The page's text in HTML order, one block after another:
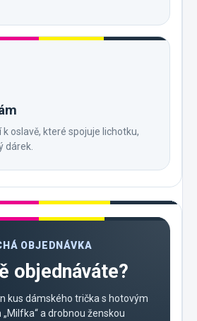
k oslavě, které spojuje lichotku,
dárek.
OBJEDNÁVKA
objednáváte?
kus dámského trička s hotovým
a drobnou ženskou